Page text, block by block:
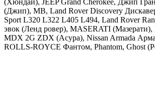
(Джип), MB, Land Rover Discovery
Sport L320 L322 L405 L494, Land Rover
эвок (Ленд ровер), MASERATI (Мазерати),
MDX 2G ZDX (Асура), Nissan Armada
ROLLS-ROYCE Фантом, Phantom, Ghost